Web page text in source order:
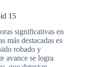
15
significativas en
más destacadas es
robado y
avance se logra